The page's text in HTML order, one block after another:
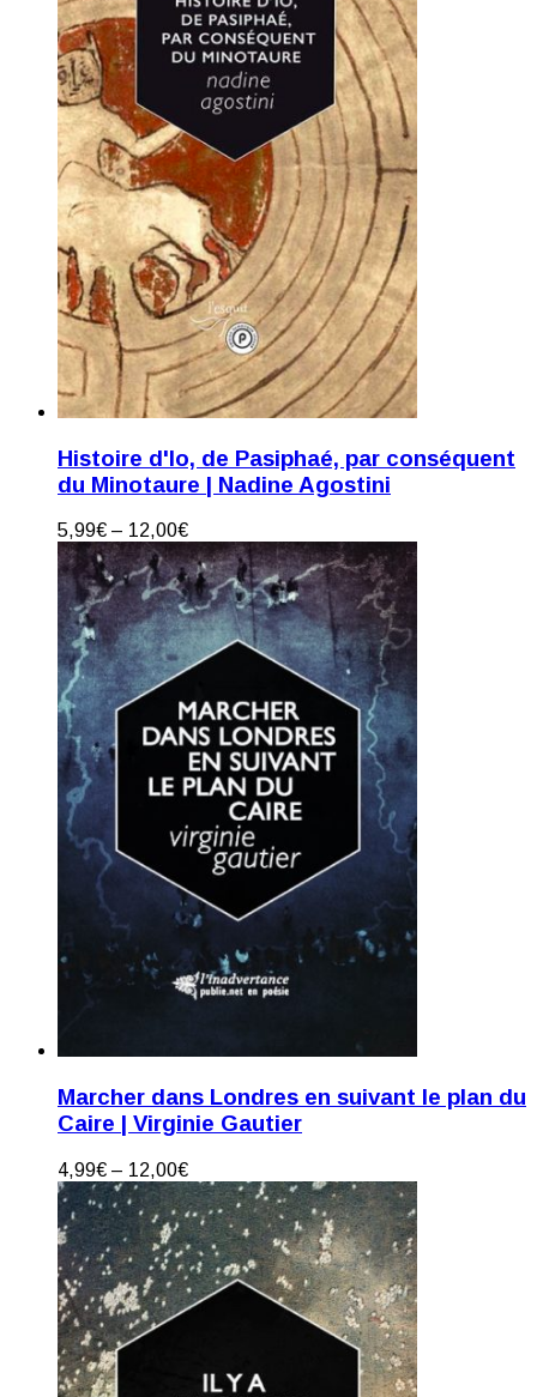
Histoire d'Io, de Pasiphaé, par conséquent
du Minotaure | Nadine Agostini
5,99€ – 12,00€
Marcher dans Londres en suivant le plan du
Caire | Virginie Gautier
4,99€ – 12,00€